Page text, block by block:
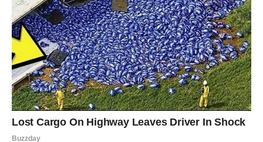
Uloga pravnih savjetnika
Planiranje nasljedstva može biti komplicirano.Stoga je
važno uključiti pravne savjetnike koji mogu pomoći u
navigaciji kroz pravne i finansijske aspekte ovog
procesa.Njihovo iskustvo može vam pomoći da
izbjegnete mnoge zamke i komplikacije koje bi se mogle
pojaviti. Ne zaboravite, pravne greške mogu rezultirati
skupim posljedicama, stoga angažujte stručnjake kada je